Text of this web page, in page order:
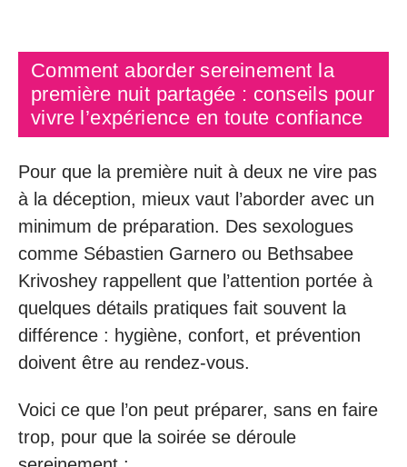
Comment aborder sereinement la
première nuit partagée : conseils pour
vivre l’expérience en toute confiance
Pour que la première nuit à deux ne vire pas
à la déception, mieux vaut l’aborder avec un
minimum de préparation. Des sexologues
comme Sébastien Garnero ou Bethsabee
Krivoshey rappellent que l’attention portée à
quelques détails pratiques fait souvent la
différence : hygiène, confort, et prévention
doivent être au rendez-vous.
Voici ce que l’on peut préparer, sans en faire
trop, pour que la soirée se déroule